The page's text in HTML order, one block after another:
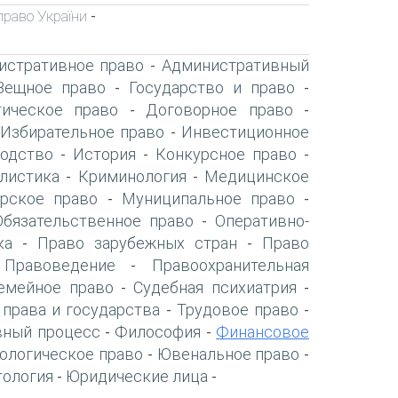
України -
право -Административный
право - Государство и право -
право - Договорное право -
Избирательное право - Инвестиционное
- История - Конкурсное право -
- Криминология - Медицинское
право - Муниципальное право -
право - Оперативно-
- Право зарубежных стран - Право
Правоведение -
Правоохранительная
право - Судебная психиатрия -
и государства - Трудовое право -
процесс - Философия - Финансовое
право - Ювенальное право -
- Юридические лица -